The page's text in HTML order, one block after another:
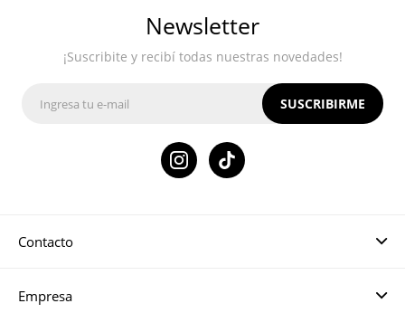
Contacto
Empresa
Newsletter
¡Suscribite y recibí todas nuestras novedades!
SUSCRIBIRME
